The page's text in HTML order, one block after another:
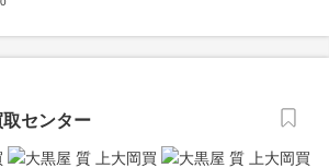
センター